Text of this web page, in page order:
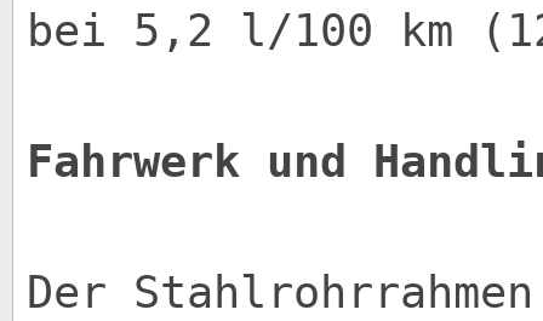
bei 5,2 l/100 km
Fahrwerk und
Der